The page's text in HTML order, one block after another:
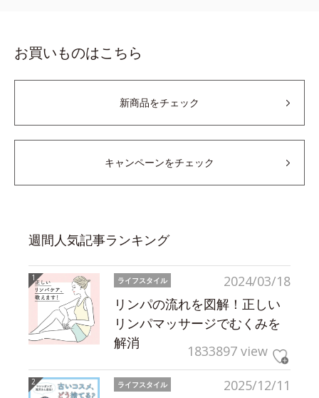
お買いものはこちら
新商品をチェック
キャンペーンをチェック
週間人気記事ランキング
2024/03/18
ライフスタイル
リンパの流れを図解！正しい
リンパマッサージでむくみを
解消
1833897 view
2025/12/11
ライフスタイル